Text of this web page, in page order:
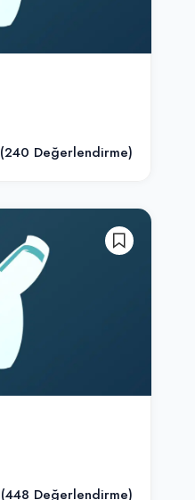
(240 Değerlendirme)
(448 Değerlendirme)